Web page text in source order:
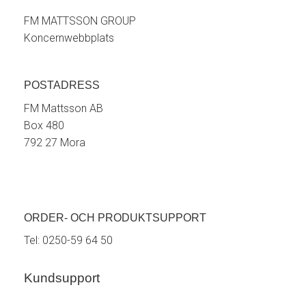
FM MATTSSON GROUP
Koncernwebbplats
POSTADRESS
FM Mattsson AB
Box 480
792 27 Mora
ORDER- OCH PRODUKTSUPPORT
Tel: 0250-59 64 50
Kundsupport